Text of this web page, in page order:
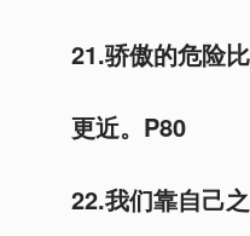
21.骄傲的危险
更近。P80
22.我们靠自己